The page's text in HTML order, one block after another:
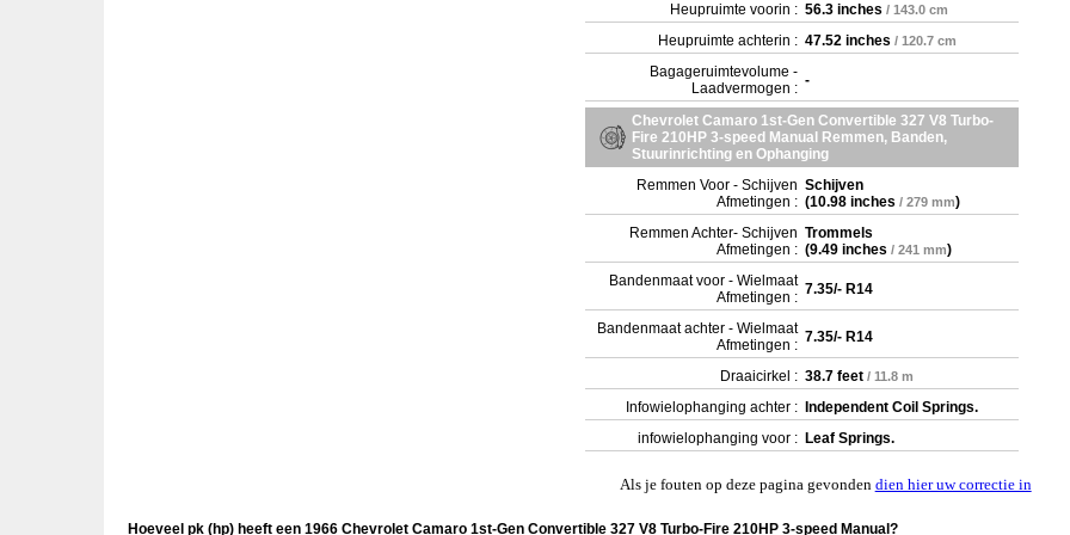
Heupruimte voorin : 56.3 inches / 143.0 cm
Heupruimte achterin : 47.52 inches / 120.7 cm
Bagageruimtevolume -
Laadvermogen : -
Chevrolet Camaro 1st-Gen Convertible 327 V8 Turbo-
Fire 210HP 3-speed Manual Remmen, Banden,
Stuurinrichting en Ophanging
Remmen Voor - Schijven
Afmetingen :
Schijven
(10.98 inches / 279 mm)
Remmen Achter- Schijven
Afmetingen :
Trommels
(9.49 inches / 241 mm)
Bandenmaat voor - Wielmaat
Afmetingen : 7.35/- R14
Bandenmaat achter - Wielmaat
Afmetingen : 7.35/- R14
Draaicirkel : 38.7 feet / 11.8 m
Infowielophanging achter :
Independent Coil Springs.
infowielophanging voor : Leaf Springs.
Als je fouten op deze pagina gevonden dien hier uw correctie in
Hoeveel pk (hp) heeft een 1966 Chevrolet Camaro 1st-Gen Convertible 327 V8 Turbo-Fire 210HP 3-speed Manual?